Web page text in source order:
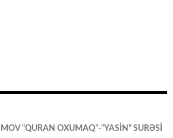
“QURAN OXUMAQ”-“YASİN” SURƏSİ